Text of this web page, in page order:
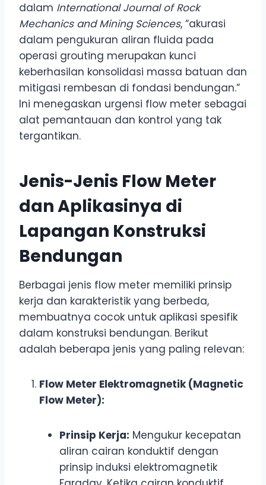
dalam International Journal of Rock
Mechanics and Mining Sciences, “akurasi
dalam pengukuran aliran fluida pada
operasi grouting merupakan kunci
keberhasilan konsolidasi massa batuan dan
mitigasi rembesan di fondasi bendungan.”
Ini menegaskan urgensi flow meter sebagai
alat pemantauan dan kontrol yang tak
tergantikan.
Jenis-Jenis Flow Meter
dan Aplikasinya di
Lapangan Konstruksi
Bendungan
Berbagai jenis flow meter memiliki prinsip
kerja dan karakteristik yang berbeda,
membuatnya cocok untuk aplikasi spesifik
dalam konstruksi bendungan. Berikut
adalah beberapa jenis yang paling relevan:
Flow Meter Elektromagnetik (Magnetic
Flow Meter):
Prinsip Kerja: Mengukur kecepatan
aliran cairan konduktif dengan
prinsip induksi elektromagnetik